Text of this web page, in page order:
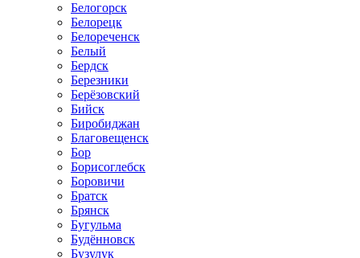
Белогорск
Белорецк
Белореченск
Белый
Бердск
Березники
Берёзовский
Бийск
Биробиджан
Благовещенск
Бор
Борисоглебск
Боровичи
Братск
Брянск
Бугульма
Будённовск
Бузулук